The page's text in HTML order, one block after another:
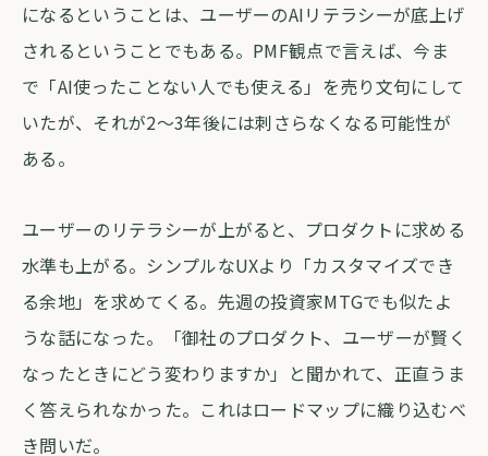
になるということは、ユーザーのAIリテラシーが底上げ
されるということでもある。PMF観点で言えば、今ま
で「AI使ったことない人でも使える」を売り文句にして
いたが、それが2〜3年後には刺さらなくなる可能性が
ある。
ユーザーのリテラシーが上がると、プロダクトに求める
水準も上がる。シンプルなUXより「カスタマイズでき
る余地」を求めてくる。先週の投資家MTGでも似たよ
うな話になった。「御社のプロダクト、ユーザーが賢く
なったときにどう変わりますか」と聞かれて、正直うま
く答えられなかった。これはロードマップに織り込むべ
き問いだ。